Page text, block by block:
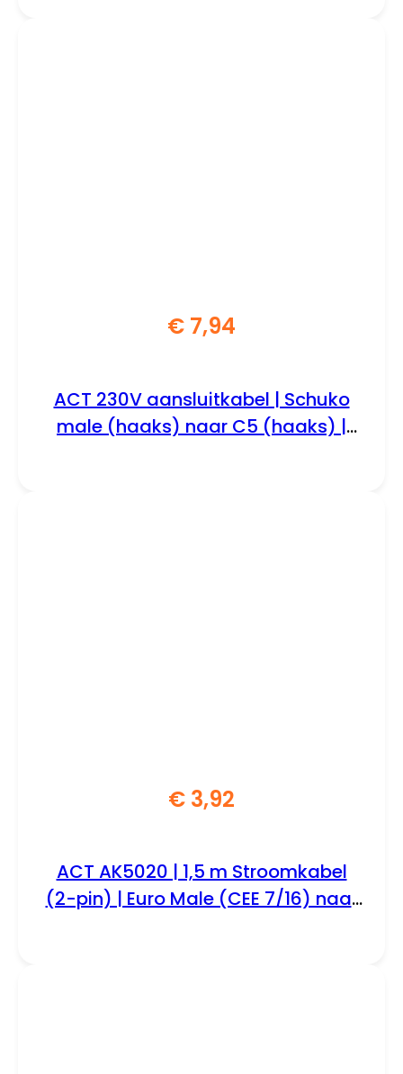
€ 7,94
ACT 230V aansluitkabel | Schuko
male (haaks) naar C5 (haaks) |
€ 3,92
ACT AK5020 | 1,5 m Stroomkabel
(2-pin) | Euro Male (CEE 7/16) naar